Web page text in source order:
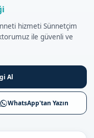
hizmeti Sünnetçim
ile güvenli ve
Al
WhatsApp'tan Yazın